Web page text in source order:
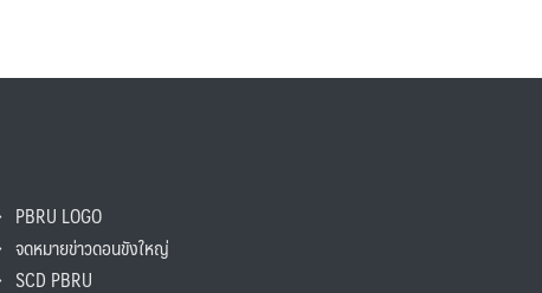
PBRU LOGO
จดหมายข่าวดอนขังใหญ่
SCD PBRU